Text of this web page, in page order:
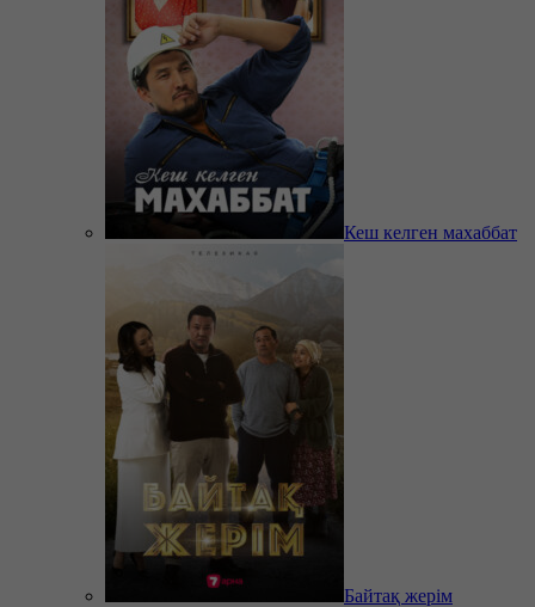
Кеш келген махаббат
Байтақ жерім